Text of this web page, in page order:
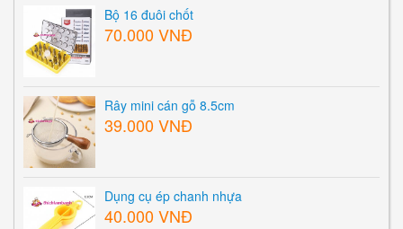
Bộ 16 đuôi chốt
70.000 VNĐ
Rây mini cán gỗ 8.5cm
39.000 VNĐ
Dụng cụ ép chanh nhựa
40.000 VNĐ